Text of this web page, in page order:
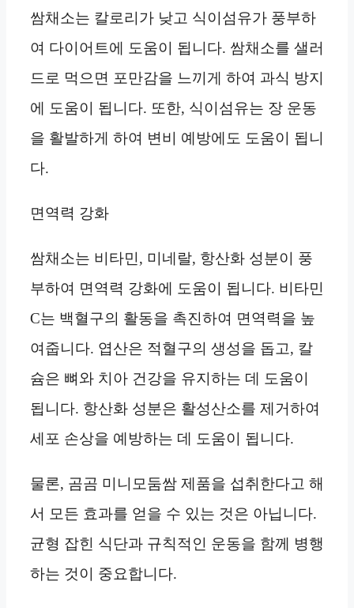
쌈채소는 칼로리가 낮고 식이섬유가 풍부하
여 다이어트에 도움이 됩니다. 쌈채소를 샐러
드로 먹으면 포만감을 느끼게 하여 과식 방지
에 도움이 됩니다. 또한, 식이섬유는 장 운동
을 활발하게 하여 변비 예방에도 도움이 됩니
다.
면역력 강화
쌈채소는 비타민, 미네랄, 항산화 성분이 풍
부하여 면역력 강화에 도움이 됩니다. 비타민
C는 백혈구의 활동을 촉진하여 면역력을 높
여줍니다. 엽산은 적혈구의 생성을 돕고, 칼
슘은 뼈와 치아 건강을 유지하는 데 도움이
됩니다. 항산화 성분은 활성산소를 제거하여
세포 손상을 예방하는 데 도움이 됩니다.
물론, 곰곰 미니모둠쌈 제품을 섭취한다고 해
서 모든 효과를 얻을 수 있는 것은 아닙니다.
균형 잡힌 식단과 규칙적인 운동을 함께 병행
하는 것이 중요합니다.